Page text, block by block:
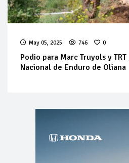
May 05, 2025 746 0
Podio para Marc Truyols y
Nacional de Enduro de Oliana